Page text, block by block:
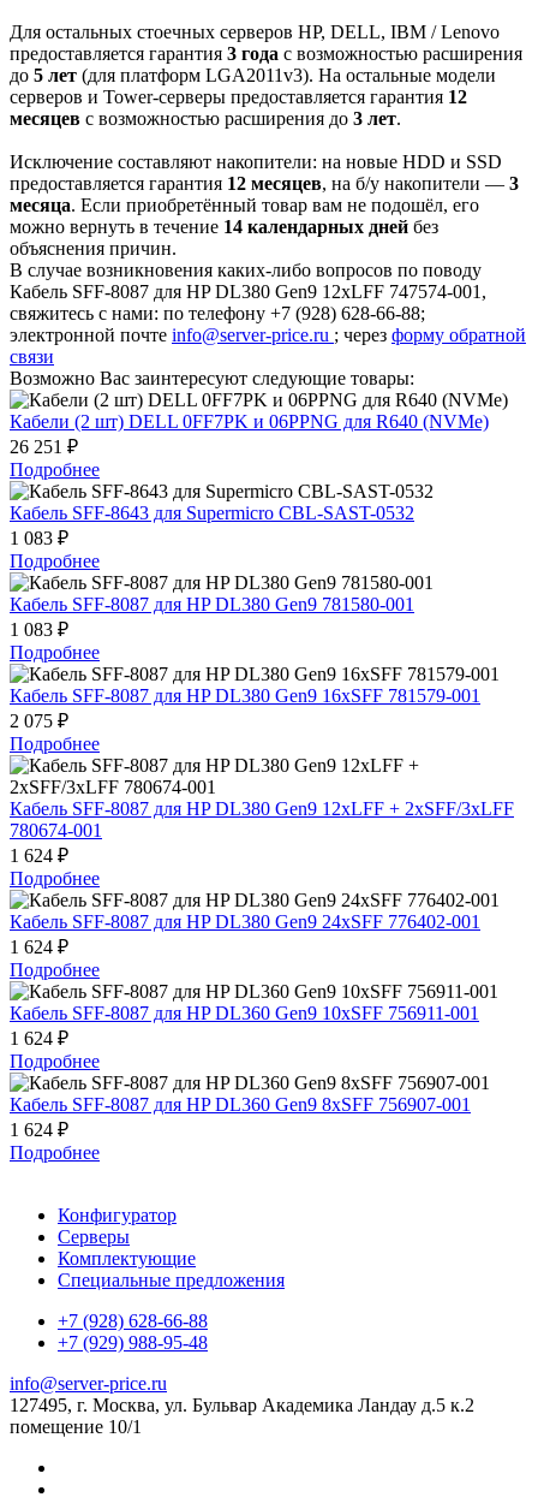
Для остальных стоечных серверов HP, DELL, IBM / Lenovo
предоставляется гарантия 3 года с возможностью расширения
до 5 лет (для платформ LGA2011v3). На остальные модели
серверов и Tower-серверы предоставляется гарантия 12
месяцев с возможностью расширения до 3 лет.
Исключение составляют накопители: на новые HDD и SSD
предоставляется гарантия 12 месяцев, на б/у накопители — 3
месяца. Если приобретённый товар вам не подошёл, его
можно вернуть в течение 14 календарных дней без
объяснения причин.
В случае возникновения каких-либо вопросов по поводу
Кабель SFF-8087 для HP DL380 Gen9 12xLFF 747574-001,
свяжитесь с нами: по телефону +7 (928) 628-66-88;
электронной почте info@server-price.ru ; через форму обратной
связи
Возможно Вас заинтересуют следующие товары:
Кабели (2 шт) DELL 0FF7PK и 06PPNG для R640 (NVMe)
26 251 ₽
Подробнее
Кабель SFF-8643 для Supermicro CBL-SAST-0532
1 083 ₽
Подробнее
Кабель SFF-8087 для HP DL380 Gen9 781580-001
1 083 ₽
Подробнее
Кабель SFF-8087 для HP DL380 Gen9 16xSFF 781579-001
2 075 ₽
Подробнее
Кабель SFF-8087 для HP DL380 Gen9 12xLFF + 2xSFF/3xLFF
780674-001
1 624 ₽
Подробнее
Кабель SFF-8087 для HP DL380 Gen9 24xSFF 776402-001
1 624 ₽
Подробнее
Кабель SFF-8087 для HP DL360 Gen9 10xSFF 756911-001
1 624 ₽
Подробнее
Кабель SFF-8087 для HP DL360 Gen9 8xSFF 756907-001
1 624 ₽
Подробнее
Конфигуратор
Серверы
Комплектующие
Специальные предложения
+7 (928) 628-66-88
+7 (929) 988-95-48
info@server-price.ru
127495, г. Москва, ул. Бульвар Академика Ландау д.5 к.2
помещение 10/1